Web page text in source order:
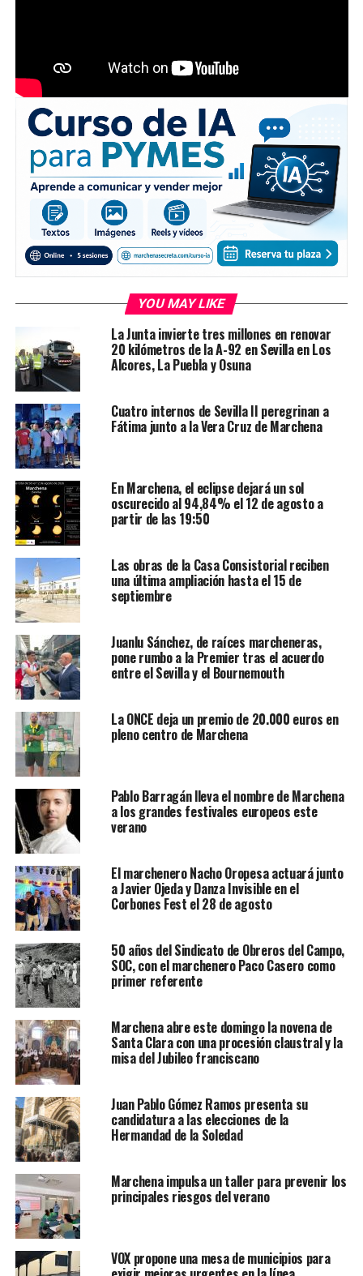
YOU MAY LIKE
La Junta invierte tres millones en renovar
20 kilómetros de la A-92 en Sevilla en Los
Alcores, La Puebla y Osuna
Cuatro internos de Sevilla II peregrinan a
Fátima junto a la Vera Cruz de Marchena
En Marchena, el eclipse dejará un sol
oscurecido al 94,84% el 12 de agosto a
partir de las 19:50
Las obras de la Casa Consistorial reciben
una última ampliación hasta el 15 de
septiembre
Juanlu Sánchez, de raíces marcheneras,
pone rumbo a la Premier tras el acuerdo
entre el Sevilla y el Bournemouth
La ONCE deja un premio de 20.000 euros en
pleno centro de Marchena
Pablo Barragán lleva el nombre de Marchena
a los grandes festivales europeos este
verano
El marchenero Nacho Oropesa actuará junto
a Javier Ojeda y Danza Invisible en el
Corbones Fest el 28 de agosto
50 años del Sindicato de Obreros del Campo,
SOC, con el marchenero Paco Casero como
primer referente
Marchena abre este domingo la novena de
Santa Clara con una procesión claustral y la
misa del Jubileo franciscano
Juan Pablo Gómez Ramos presenta su
candidatura a las elecciones de la
Hermandad de la Soledad
Marchena impulsa un taller para prevenir los
principales riesgos del verano
VOX propone una mesa de municipios para